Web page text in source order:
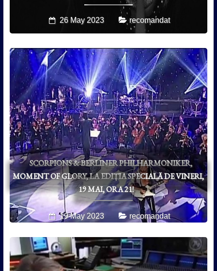
26 May 2023 recomandat
SCORPIONS & BERLINER PHILHARMONIKER,
MOMENT OF GLORY, LA EDIȚIA SPECIALĂ DE VINERI,
19 MAI, ORA 21!
19 May 2023 recomandat